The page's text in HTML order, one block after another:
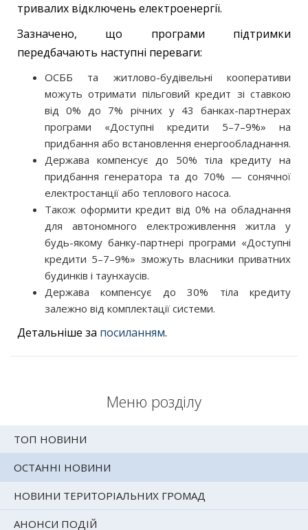
Меню розділу
ТОП НОВИНИ
ОСТАННІ НОВИНИ
НОВИНИ ТЕРИТОРІАЛЬНИХ ГРОМАД
АНОНСИ ПОДІЙ
тривалих відключень електроенергії.
Зазначено, що програми підтримки
передбачають наступні переваги:
ОСББ та житлово-будівельні кооперативи
можуть отримати пільговий кредит зі ставкою
від 0% до 7% річних у 43 банках-партнерах
програми «Доступні кредити 5–7–9%» на
придбання або встановлення енергообладнання.
Держава компенсує до 50% тіла кредиту на
придбання генератора та до 70% — сонячної
електростанції або теплового насоса.
Також оформити кредит від 0% на обладнання
для автономного електроживлення житла у
будь-якому банку-партнері програми «Доступні
кредити 5–7–9%» зможуть власники приватних
будинків і таунхаусів.
Держава компенсує до 30% тіла кредиту
залежно від комплектації системи.
Детальніше за посиланням.